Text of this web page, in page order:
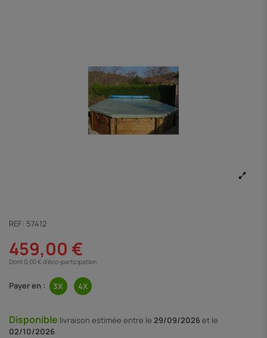
REF: 57412
459,00 €
Dont 0,00 € d'éco-participation
Payer en :
Disponible livraison estimée entre le 29/09/2026et le
02/10/2026